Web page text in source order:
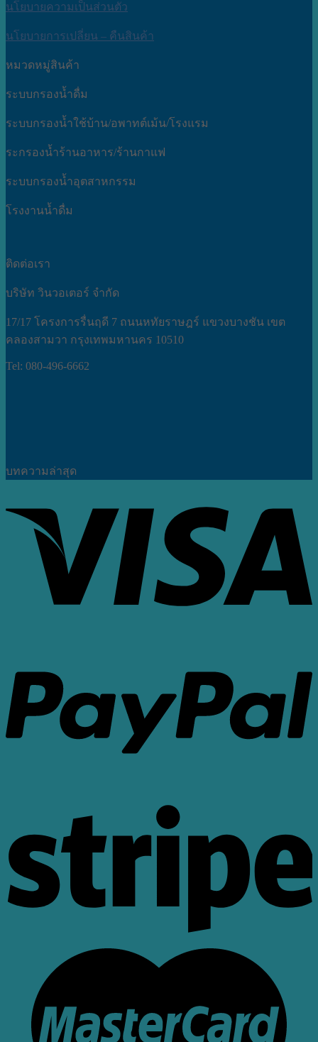
นโยบายความเป็นส่วนตัว
นโยบายการเปลี่ยน – คืนสินค้า
หมวดหมู่สินค้า
ระบบกรองน้ำดื่ม
ระบบกรองน้ำใช้บ้าน/อพาทต์เม้น/โรงแรม
ระกรองน้ำร้านอาหาร/ร้านกาแฟ
ระบบกรองน้ำอุตสาหกรรม
โรงงานน้ำดื่ม
ติดต่อเรา
บริษัท วินวอเตอร์ จำกัด
17/17 โครงการรื่นฤดี 7 ถนนหทัยราษฎร์ แขวงบางชัน เขต
คลองสามวา กรุงเทพมหานคร 10510
Tel: 080-496-6662
บทความล่าสุด